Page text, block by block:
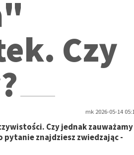
Czy
mk 2026-05-14
Czy jednak zauważamy
pytanie znajdziesz zwiedzając -